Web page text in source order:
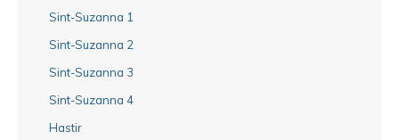
Sint-Suzanna 1
Sint-Suzanna 2
Sint-Suzanna 3
Sint-Suzanna 4
Hastir